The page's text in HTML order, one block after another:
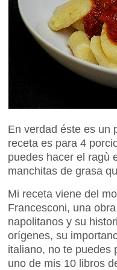
En verdad éste es un
receta es para 4
puedes hacer el ragù
manchitas de grasa
Mi receta viene del
Francesconi, una
napolitanos y su
orígenes, su
italiano, no te puedes
uno de mis 10 libros